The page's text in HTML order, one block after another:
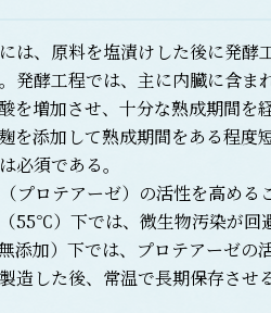
は、原料を塩漬けした後に発酵
発酵工程では、主に内臓に含ま
を増加させ、十分な熟成期間を
を添加して熟成期間をある程度
須である。
プロテアーゼ）の活性を高める
55℃）下では、微生物汚染が回
添加）下では、プロテアーゼの
造した後、常温で長期保存させ